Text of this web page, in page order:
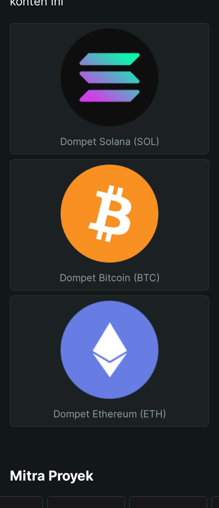
Dompet Solana (SOL)
Dompet Bitcoin (BTC)
Dompet Ethereum (ETH)
Mitra Proyek